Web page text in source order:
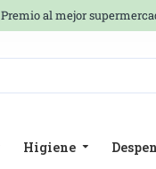
Premio al mejor
Higiene